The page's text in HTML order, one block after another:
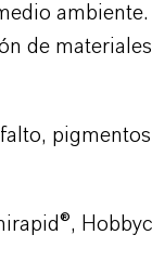
ambiente.
de
®,